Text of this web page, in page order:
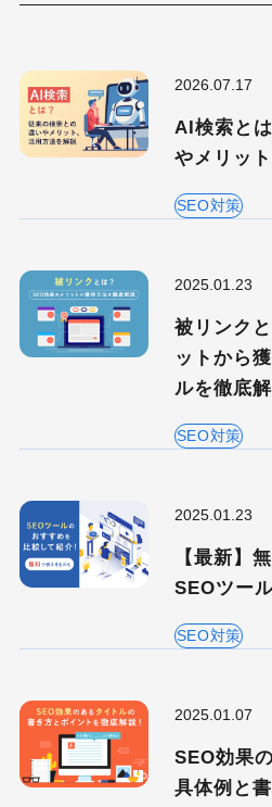
キーワードから記事を
カテゴリーから記事を
人気の
Googleアナリティ
Shopify
Webサイトリニュー
Webマーケティング
アクセス解析
インフルエンサーマ
2026.07.17
AI検索と
やメリッ
SEO対策
2025.01.23
被リンク
ットから
ルを徹底
SEO対策
2025.01.23
【最新】
SEOツー
SEO対策
2025.01.07
SEO効果
具体例と